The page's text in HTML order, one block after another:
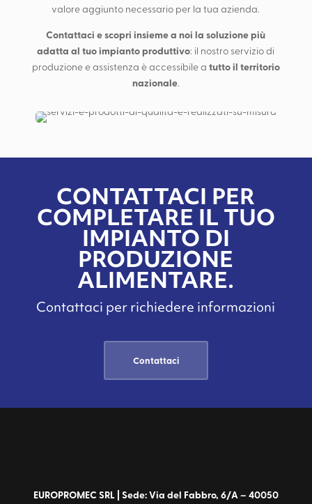
valore aggiunto necessario per la tua azienda.
Contattaci e scopri insieme a noi la soluzione più
adatta al tuo impianto produttivo: il nostro servizio di
produzione e assistenza è accessibile a tutto il territorio
nazionale.
CONTATTACI PER
COMPLETARE IL TUO
IMPIANTO DI
PRODUZIONE
ALIMENTARE.
Contattaci per richiedere informazioni
Contattaci
EUROPROMEC SRL | Sede: Via del Fabbro, 6/A – 40050